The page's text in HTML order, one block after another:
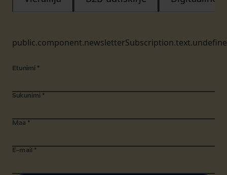
Etunimi *
Sukunimi *
Maa *
E-mail *